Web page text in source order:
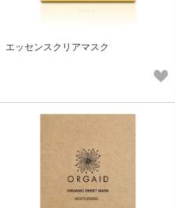
エッセンスクリアマスク